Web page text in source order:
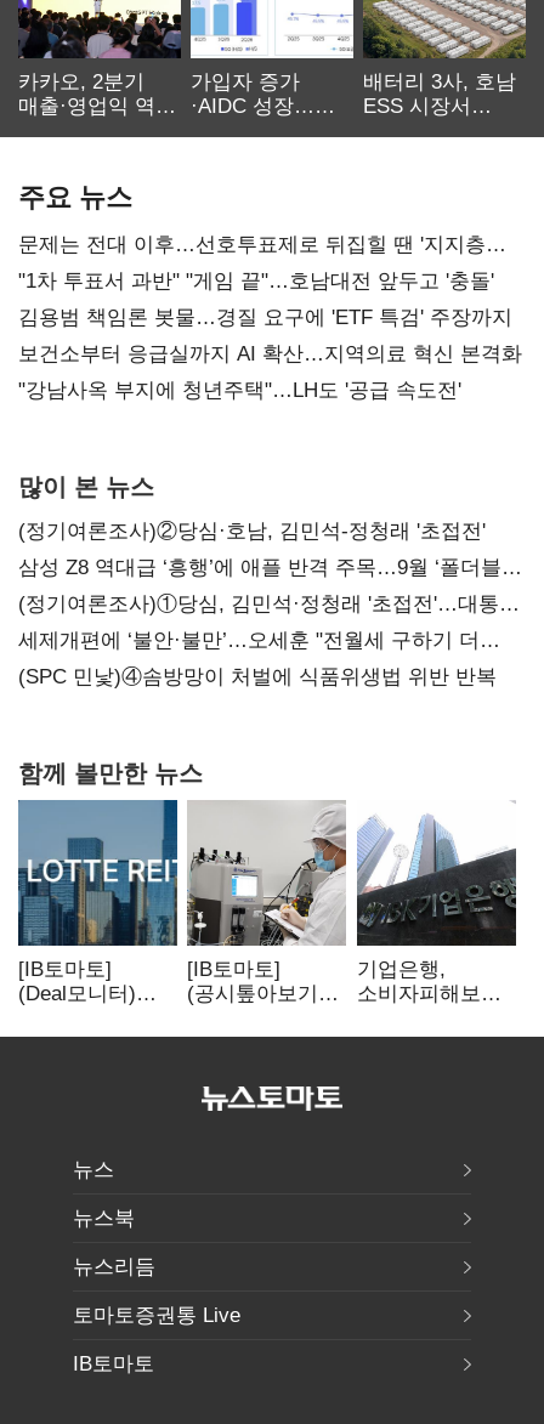
카카오, 2분기
매출·영업익 역대
가입자 증가
·AIDC 성장…
배터리 3사, 호남
ESS 시장서
주요 뉴스
문제는 전대 이후…선호투표제로 뒤집힐 땐 '지지층
불복'
"1차 투표서 과반" "게임 끝"…호남대전 앞두고 '충돌'
김용범 책임론 봇물…경질 요구에 'ETF 특검' 주장까지
보건소부터 응급실까지 AI 확산…지역의료 혁신 본격화
"강남사옥 부지에 청년주택"…LH도 '공급 속도전'
많이 본 뉴스
(정기여론조사)②당심·호남, 김민석-정청래 '초접전'
삼성 Z8 역대급 ‘흥행’에 애플 반격 주목…9월 ‘폴더블
대전’
(정기여론조사)①당심, 김민석·정청래 '초접전'…대통령
지지도 '50% 아래로'(종합)
세제개편에 ‘불안·불만’…오세훈 "전월세 구하기 더
힘들어질 것"
(SPC 민낯)④솜방망이 처벌에 식품위생법 위반 반복
함께 볼만한 뉴스
[IB토마토]
(Deal모니터)
발행…빠듯한
[IB토마토]
(공시톺아보기)
무엇이 '중요한
기업은행,
소비자피해보상
보이스피싱 공시
뉴스
뉴스북
뉴스리듬
토마토증권통 Live
IB토마토